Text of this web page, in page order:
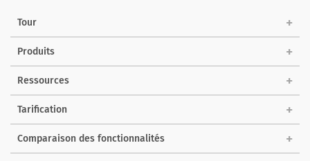
Tour
Produits
Ressources
Tarification
Comparaison des fonctionnalités